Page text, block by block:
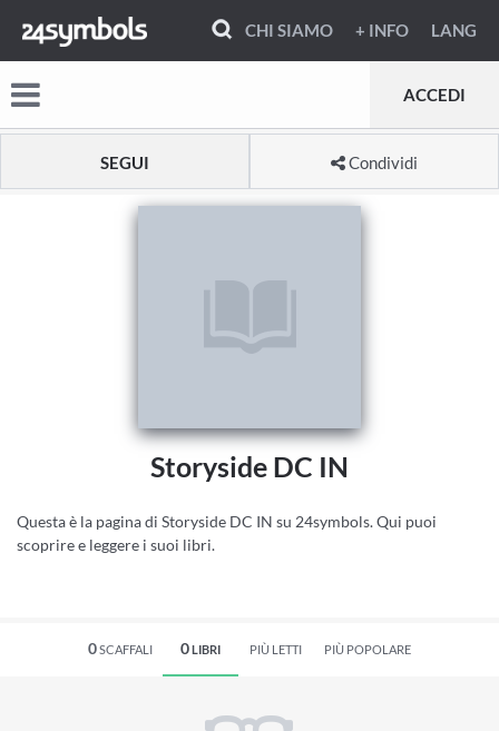
CHI SIAMO + INFO LANG
ACCEDI
SEGUI Condividi
Storyside DC IN
Questa è la pagina di Storyside DC IN su 24symbols. Qui puoi
scoprire e leggere i suoi libri.
0SCAFFALI 0LIBRI PIÙ LETTI PIÙ POPOLARE